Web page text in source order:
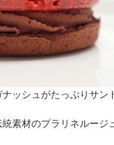
ッシュがたっぷりサン
素材のプラリネルージ